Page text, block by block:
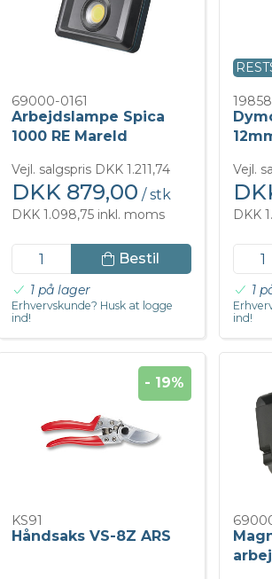
69000-0161
Arbejdslampe Spica
1000 RE Mareld
Vejl. salgspris DKK 1.211,74
DKK 879,00 / stk
DKK 1.098,75 inkl. moms
Bestil
1 på lager
Erhvervskunde? Husk at logge
ind!
Vejl.
DKK
1
ind!
- 19%
KS91
Håndsaks VS-8Z ARS